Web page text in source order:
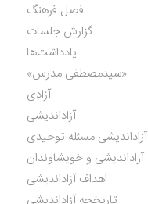
فصل فرهنگ
گزارش جلسات
یادداشت‌ها
«سیدمصطفی مدرس»
آزادی
آزاداندیشی
آزاداندیشی مسئله توحیدی
آزاداندیشی و خویشاوندان
اهداف آزاداندیشی